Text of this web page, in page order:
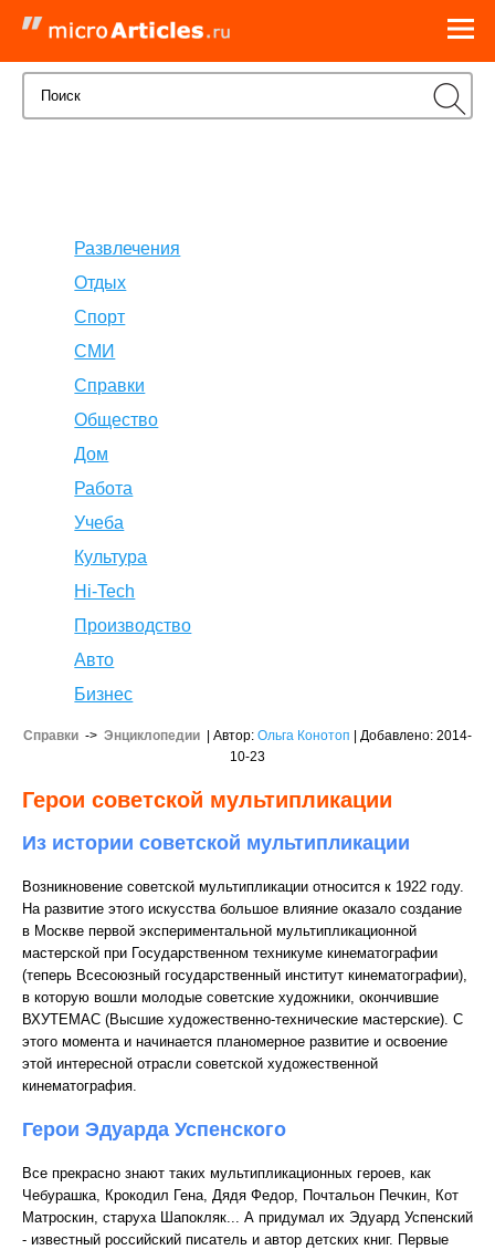
Развлечения
Отдых
Спорт
СМИ
Справки
Общество
Дом
Работа
Учеба
Культура
Hi-Tech
Производство
Авто
Бизнес
Справки -> Энциклопедии | Автор: Ольга Конотоп | Добавлено: 2014-
10-23
Герои советской мультипликации
Из истории советской мультипликации
Возникновение советской мультипликации относится к 1922 году.
На развитие этого искусства большое влияние оказало создание
в Москве первой экспериментальной мультипликационной
мастерской при Государственном техникуме кинематографии
(теперь Всесоюзный государственный институт кинематографии),
в которую вошли молодые советские художники, окончившие
ВХУТЕМАС (Высшие художественно-технические мастерские). С
этого момента и начинается планомерное развитие и освоение
этой интересной отрасли советской художественной
кинематография.
Герои Эдуарда Успенского
Все прекрасно знают таких мультипликационных героев, как
Чебурашка, Крокодил Гена, Дядя Федор, Почтальон Печкин, Кот
Матроскин, старуха Шапокляк... А придумал их Эдуард Успенский
- известный российский писатель и автор детских книг. Первые